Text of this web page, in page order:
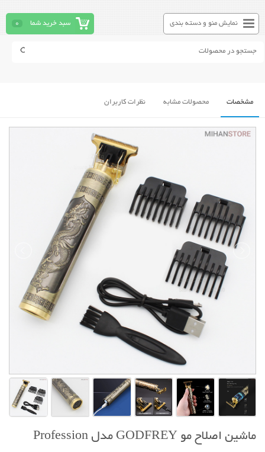
سبد خرید شما 0 نمایش منو و دسته بندی
مشخصات محصولات مشابه نظرات کاربران
ماشین اصلاح مو GODFREY مدل Profession